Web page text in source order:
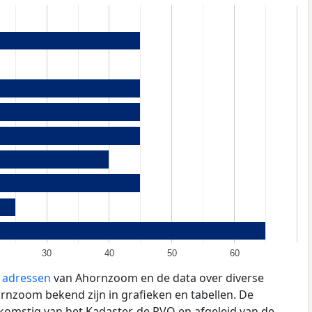
30 40 50 60
van Ahornzoom en de data over diverse
bekend zijn in grafieken en tabellen. De